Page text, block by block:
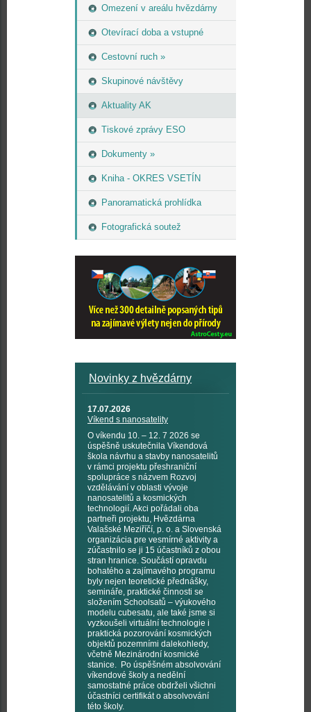
Omezení v areálu hvězdárny
Otevírací doba a vstupné
Cestovní ruch »
Skupinové návštěvy
Aktuality AK
Tiskové zprávy ESO
Dokumenty »
Kniha - OKRES VSETÍN
Panoramatická prohlídka
Fotografická soutež
Novinky z hvězdárny
17.07.2026
Víkend s nanosatelity
O víkendu 10. – 12. 7 2026 se
úspěšně uskutečnila Víkendová
škola návrhu a stavby nanosatelitů
v rámci projektu přeshraniční
spolupráce s názvem Rozvoj
vzdělávání v oblasti vývoje
nanosatelitů a kosmických
technologií. Akci pořádali oba
partneři projektu, Hvězdárna
Valašské Meziříčí, p. o. a Slovenská
organizácia pre vesmírné aktivity a
zúčastnilo se ji 15 účastníků z obou
stran hranice. Součástí opravdu
bohatého a zajímavého programu
byly nejen teoretické přednášky,
semináře, praktické činnosti se
složením Schoolsatů – výukového
modelu cubesatu, ale také jsme si
vyzkoušeli virtuální technologie i
praktická pozorování kosmických
objektů pozemními dalekohledy,
včetně Mezinárodní kosmické
stanice. Po úspěšném absolvování
víkendové školy a nedělní
samostatné práce obdrželi všichni
účastníci certifikát o absolvování
této školy.